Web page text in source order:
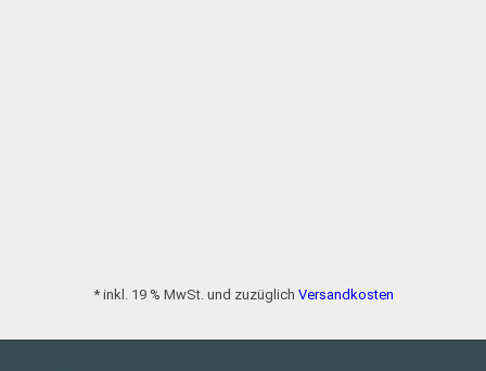
* inkl. 19 % MwSt. und zuzüglich Versandkosten